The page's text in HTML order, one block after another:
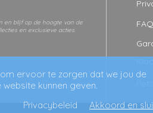
en blijf op de hoogte van de
en exclusieve acties.
FAQ
ervoor te zorgen dat we jou de
kunnen geven.
Privacybeleid
Akkoord en